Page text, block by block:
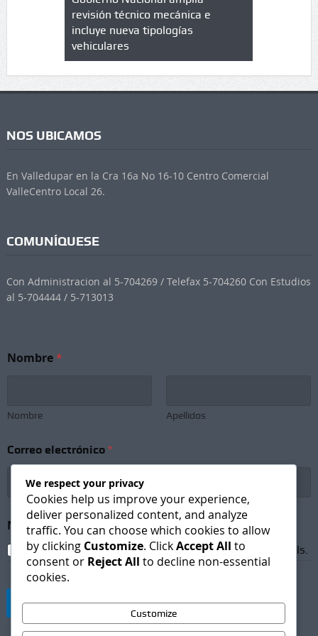
en
revisión técnico mecánica e
incluye nueva tipologías
vehiculares
NOS UBICAMOS
En Valledupar en la Cra 16a No 16-10 Centro Comercial
ValleCentro Local 26.
COMUNÍQUESE
Con Administracion al 5-704269 / Telefax 5-704260 Con Estudios
al 5-704444 / 5-713013
Nombre*
Nombre Apellidos
Correo electrónico *
l
e
c
Newsletter Subscription*
I agree to receive newsletters and promotional emails.
Suscribirse
We respect your privacy
Cookies help us improve your experience,
deliver personalized content, and analyze
traffic. You can choose which cookies to allow
by clicking Customize. ClickAccept All to
consent or Reject All to decline non-essential
cookies.
Customize